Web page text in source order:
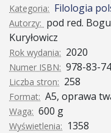
Kategoria: Filologia
Autorzy: pod red.
Kuryłowicz
Rok wydania: 2020
Numer ISBN: 978-83-
Liczba stron: 258
Format: A5, oprawa
Waga: 600 g
Wyświetlenia: 1358